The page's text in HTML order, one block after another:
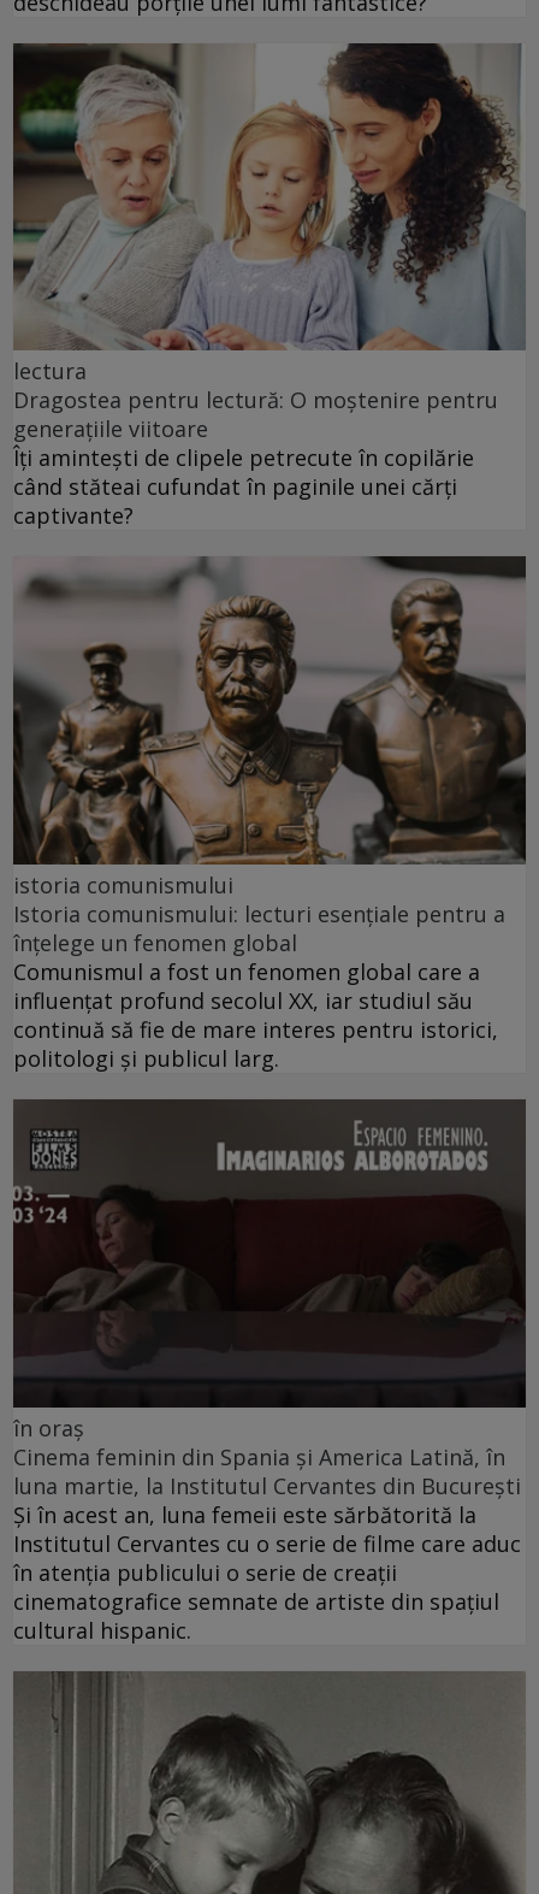
lectura
Dragostea pentru lectură: O moștenire pentru
generațiile viitoare
Îți amintești de clipele petrecute în copilărie
când stăteai cufundat în paginile unei cărți
captivante?
istoria comunismului
Istoria comunismului: lecturi esențiale pentru a
înțelege un fenomen global
Comunismul a fost un fenomen global care a
influențat profund secolul XX, iar studiul său
continuă să fie de mare interes pentru istorici,
politologi și publicul larg.
în oraș
Cinema feminin din Spania și America Latină, în
luna martie, la Institutul Cervantes din București
Și în acest an, luna femeii este sărbătorită la
Institutul Cervantes cu o serie de filme care aduc
în atenția publicului o serie de creații
cinematografice semnate de artiste din spațiul
cultural hispanic.